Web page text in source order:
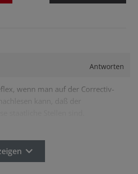
Antworten
wenn man auf der Correctiv-
kann, daß der